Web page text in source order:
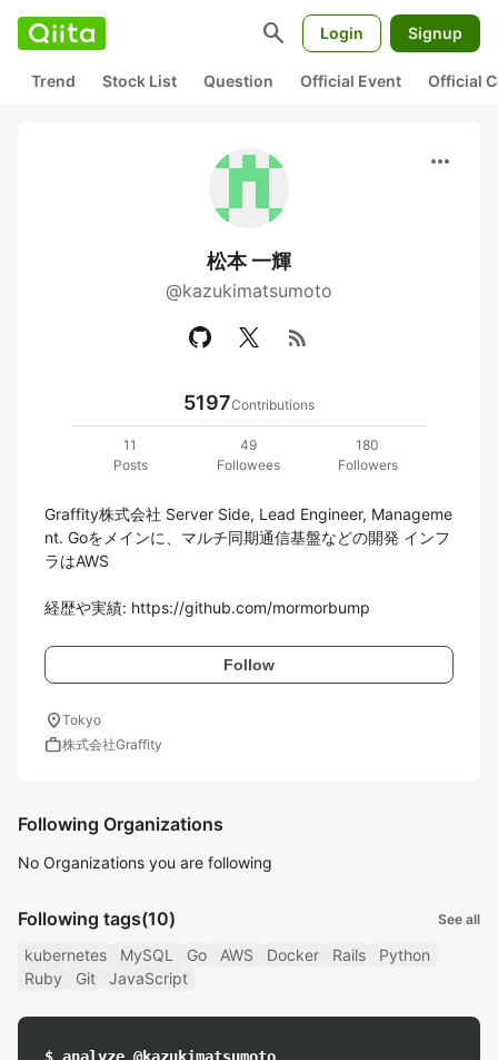
search Login Signup
Trend Stock List Question Official Event Official
more_horiz
松本 一輝
@kazukimatsumoto
rss_feed
5197Contributions
11
Posts
49
Followees
180
Followers
Graffity株式会社 Server Side, Lead Engineer, Manageme
nt. Goをメインに、マルチ同期通信基盤などの開発 インフ
ラはAWS
経歴や実績: https://github.com/mormorbump
Follow
location_onTokyo
work株式会社Graffity
Following Organizations
No Organizations you are following
Following tags(10) See all
kubernetes MySQL Go AWS Docker Rails
Python
Ruby
Git JavaScript